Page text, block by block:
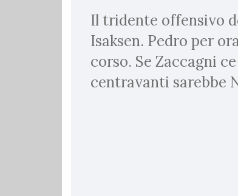
Il tridente offensivo
Isaksen. Pedro per
corso. Se Zaccagni
centravanti sarebbe